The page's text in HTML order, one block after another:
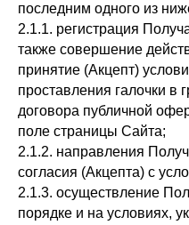
последним одного из
2.1.1. регистрация
также совершение
принятие (Акцепт)
проставления галочки
договора публичной
поле страницы Сайта;
2.1.2. направления
согласия (Акцепта) с
2.1.3. осуществление
порядке и на условиях,